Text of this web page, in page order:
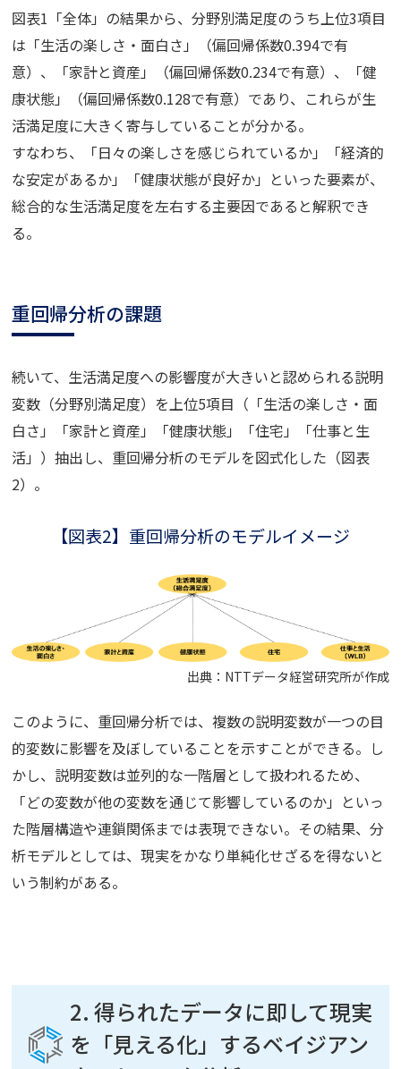
図表1「全体」の結果から、分野別満足度のうち上位3項目
は「生活の楽しさ・面白さ」（偏回帰係数0.394で有
意）、「家計と資産」（偏回帰係数0.234で有意）、「健
康状態」（偏回帰係数0.128で有意）であり、これらが生
活満足度に大きく寄与していることが分かる。
すなわち、「日々の楽しさを感じられているか」「経済的
な安定があるか」「健康状態が良好か」といった要素が、
総合的な生活満足度を左右する主要因であると解釈でき
る。
重回帰分析の課題
続いて、生活満足度への影響度が大きいと認められる説明
変数（分野別満足度）を上位5項目（「生活の楽しさ・面
白さ」「家計と資産」「健康状態」「住宅」「仕事と生
活」）抽出し、重回帰分析のモデルを図式化した（図表
2）。
【図表2】重回帰分析のモデルイメージ
出典：NTTデータ経営研究所が作成
このように、重回帰分析では、複数の説明変数が一つの目
的変数に影響を及ぼしていることを示すことができる。し
かし、説明変数は並列的な一階層として扱われるため、
「どの変数が他の変数を通じて影響しているのか」といっ
た階層構造や連鎖関係までは表現できない。その結果、分
析モデルとしては、現実をかなり単純化せざるを得ないと
いう制約がある。
2. 得られたデータに即して現実
を「見える化」するベイジアン